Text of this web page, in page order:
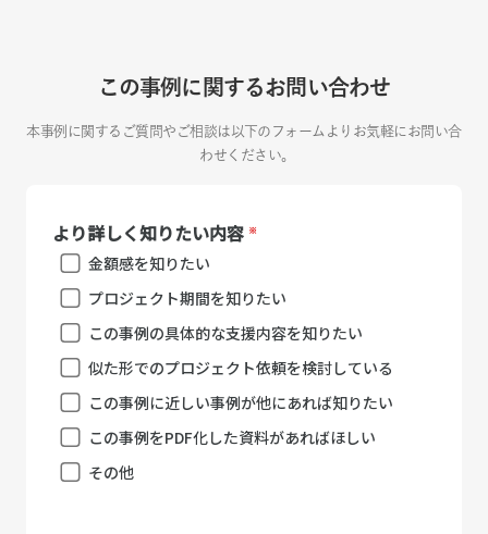
この事例に関するお問い合わせ
本事例に関するご質問やご相談は以下のフォームよりお気軽にお問い合
わせください。